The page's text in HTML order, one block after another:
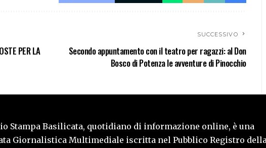
PER LA
SUCCESSIVO
Secondo appuntamento con il teatro per ragazzi: al Don
Bosco di Potenza le avventure di Pinocchio
Stampa Basilicata, quotidiano di informazione online, è una
Giornalistica Multimediale iscritta nel Pubblico Registro